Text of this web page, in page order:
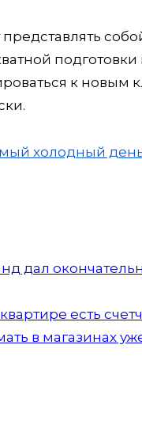
к новым
холодный
дал
есть
в магазинах